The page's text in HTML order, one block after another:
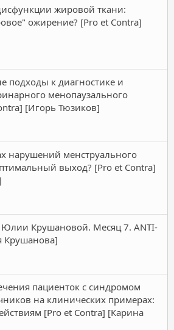
жировой ткани:
ожирение? [Pro et Contra]
подходы к диагностике и
менопаузального
[Игорь Тюзиков]
нарушений менструального
выход? [Pro et Contra]
Крушановой. Месяц 7. ANTI-
Крушанова]
пациенток с синдромом
на клинических примерах:
[Pro et Contra] [Карина